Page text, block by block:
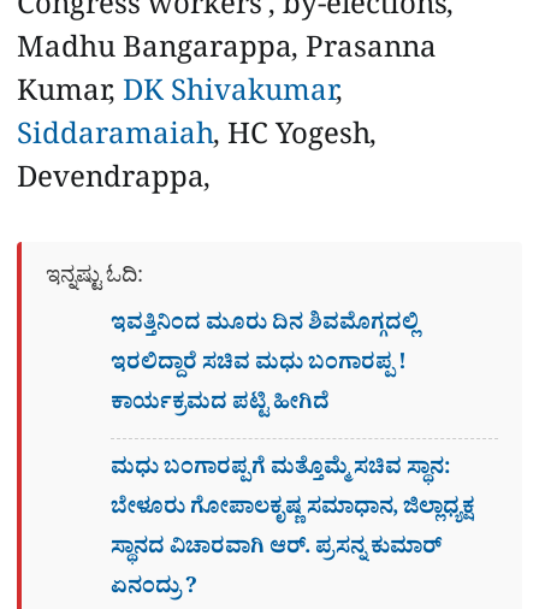
Congress workers , by-elections,
Madhu Bangarappa, Prasanna
Kumar,DK Shivakumar,
Siddaramaiah, HC Yogesh,
Devendrappa,
ಇನ್ನಷ್ಟು ಓದಿ:
ಇವತ್ತಿನಿಂದ ಮೂರು ದಿನ ಶಿವಮೊಗ್ಗದಲ್ಲಿ
ಇರಲಿದ್ದಾರೆ ಸಚಿವ ಮಧು ಬಂಗಾರಪ್ಪ !
ಕಾರ್ಯಕ್ರಮದ ಪಟ್ಟಿ ಹೀಗಿದೆ
ಮಧು ಬಂಗಾರಪ್ಪಗೆ ಮತ್ತೊಮ್ಮೆ ಸಚಿವ ಸ್ಥಾನ:
ಬೇಳೂರು ಗೋಪಾಲಕೃಷ್ಣ ಸಮಾಧಾನ, ಜಿಲ್ಲಾಧ್ಯಕ್ಷ
ಸ್ಥಾನದ ವಿಚಾರವಾಗಿ ಆರ್. ಪ್ರಸನ್ನ ಕುಮಾರ್
ಏನಂದ್ರು ?